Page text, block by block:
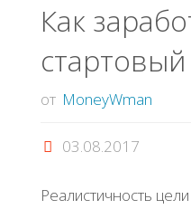
Как
от MoneyWman
03.08.2017
Реалистичность